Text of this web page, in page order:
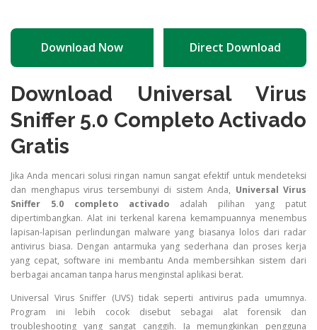
Download Now Direct Download
Download Universal Virus
Sniffer 5.0 Completo Activado
Gratis
Jika Anda mencari solusi ringan namun sangat efektif untuk mendeteksi
dan menghapus virus tersembunyi di sistem Anda, Universal Virus
Sniffer 5.0 completo activado adalah pilihan yang patut
dipertimbangkan. Alat ini terkenal karena kemampuannya menembus
lapisan-lapisan perlindungan malware yang biasanya lolos dari radar
antivirus biasa. Dengan antarmuka yang sederhana dan proses kerja
yang cepat, software ini membantu Anda membersihkan sistem dari
berbagai ancaman tanpa harus menginstal aplikasi berat.
Universal Virus Sniffer (UVS) tidak seperti antivirus pada umumnya.
Program ini lebih cocok disebut sebagai alat forensik dan
troubleshooting yang sangat canggih. Ia memungkinkan pengguna